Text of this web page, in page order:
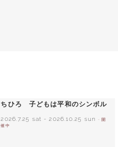
ちひろ 子どもは平和のシンボル
2026.7.25 sat - 2026.10.25 sun
- 開
催中